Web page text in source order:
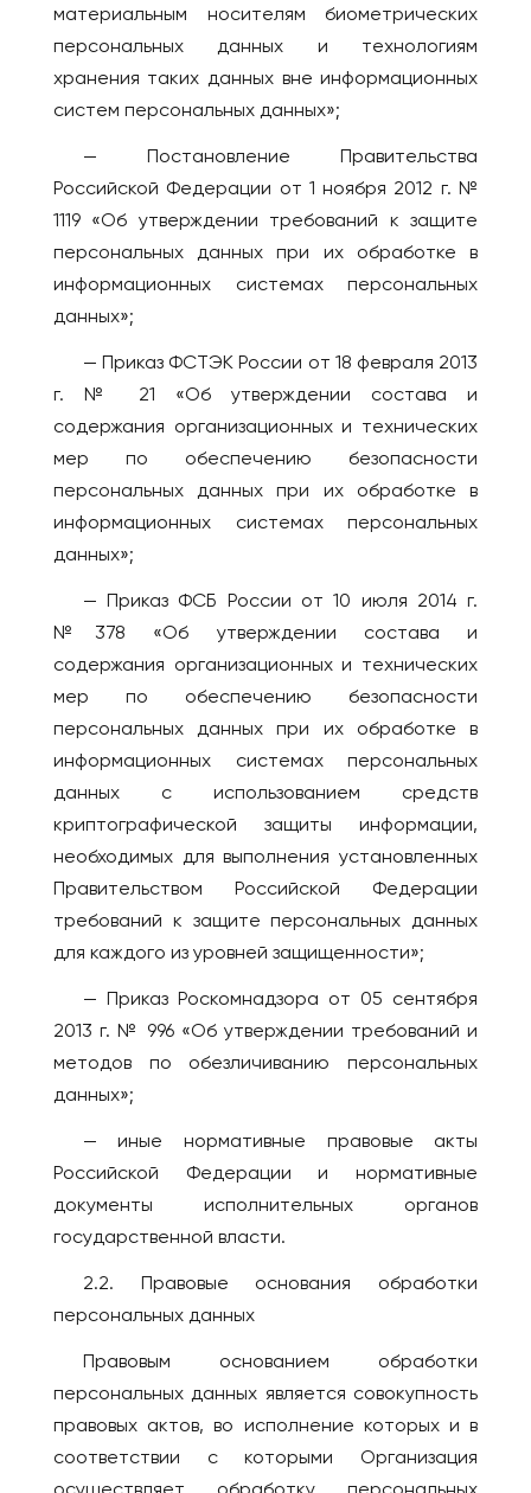
Рязань
Самара
Саранск
Сарапул
Саратов
Севастополь
Северобайкальск
Серпухов
Симферополь
Сосновоборск
Сочи
Ставрополь
Старый Оскол
Стерлитамак
Ступино
Сургут
Сыктывкар
Тамбов
Томск
Тула
Тюмень
Ульяновск
Уссурийск
Ухта
Хабаровск
Чайковский
Чебоксары
Челябинск
Чехов
Шахты
Шерегеш
Энгельс
Южно-Сахалинск
Якутск
Ярославль
АВСТРАЛИЯ
КЫРГЫЗСТАН
Бишкек
ЛАТВИЯ
Рига
МОЛДОВА
НИДЕРЛАНДЫ
ОАЭ
Абу-Даби
Дубай
ПОРТУГАЛИЯ
Лиссабон
СЕРБИЯ
Белград
Нови-Сад
Майами
Нью-Йорк
Филадельфия
ТАИЛАНД
Панган
Паттайя
Самуи
ТУРЦИЯ
Стамбул
Самарканд
ФИНЛЯНДИЯ
ФРАНЦИЯ
Париж
материальным носителям биометрических
персональных данных и технологиям
хранения таких данных вне информационных
систем персональных данных»;
— Постановление Правительства
Российской Федерации от 1 ноября 2012 г. №
1119 «Об утверждении требований к защите
персональных данных при их обработке в
информационных системах персональных
данных»;
— Приказ ФСТЭК России от 18 февраля 2013
г. № 21 «Об утверждении состава и
содержания организационных и технических
мер по обеспечению безопасности
персональных данных при их обработке в
информационных системах персональных
данных»;
— Приказ ФСБ России от 10 июля 2014 г.
№378 «Об утверждении состава и
содержания организационных и технических
мер по обеспечению безопасности
персональных данных при их обработке в
информационных системах персональных
данных с использованием средств
криптографической защиты информации,
необходимых для выполнения установленных
Правительством Российской Федерации
требований к защите персональных данных
для каждого из уровней защищенности»;
— Приказ Роскомнадзора от 05 сентября
2013 г. № 996 «Об утверждении требований и
методов по обезличиванию персональных
данных»;
— иные нормативные правовые акты
Российской Федерации и нормативные
документы исполнительных органов
государственной власти.
2.2. Правовые основания обработки
персональных данных
Правовым основанием обработки
персональных данных является совокупность
правовых актов, во исполнение которых и в
соответствии с которыми Организация